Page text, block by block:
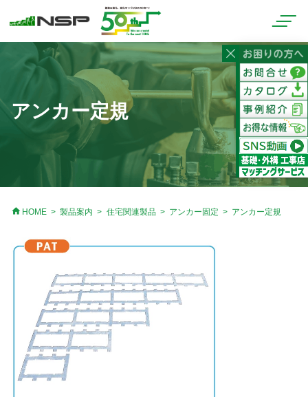
アンカー定規
home HOME 製品案内 住宅関連製品 アンカー固定 アンカー定規